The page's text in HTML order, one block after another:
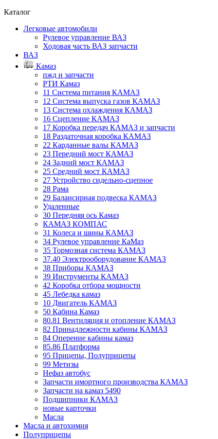
Каталог
Легковые автомобили
Рулевое управление ВАЗ
Ходовая часть ВАЗ запчасти
ВАЗ
Камаз
пжд и запчасти
РТИ Камаз
11 Система питания КАМАЗ
12 Система выпуска газов КАМАЗ
13 Система охлаждения КАМАЗ
16 Сцепление КАМАЗ
17 Коробка передач КАМАЗ и запчасти
18 Раздаточная коробка КАМАЗ
22 Карданные валы КАМАЗ
23 Передний мост КАМАЗ
24 Задний мост КАМАЗ
25 Средний мост КАМАЗ
27 Устройство сидельно-сцепное
28 Рама
29 Балансирная подвеска КАМАЗ
Удаленные
30 Передняя ось Камаз
КАМАЗ КОМПАС
31 Колеса и шины КАМАЗ
34 Рулевое управление КаМаз
35 Тормозная система КАМАЗ
37.40 Электрооборудование КАМАЗ
38 Приборы КАМАЗ
39 Инструменты КАМАЗ
42 Коробка отбора мощности
45 Лебедка камаз
10 Двигатель КАМАЗ
50 Кабина Камаз
80.81 Вентиляция и отопление КАМАЗ
82 Принадлежности кабины КАМАЗ
84 Оперение кабины камаз
85.86 Платформа
95 Прицепы, Полуприцепы
99 Метизы
Нефаз автобус
Запчасти имортного производства КАМАЗ
Запчасти на камаз 5490
Подшипники КАМАЗ
новые карточки
Масла
Масла и автохимия
Полуприцепы